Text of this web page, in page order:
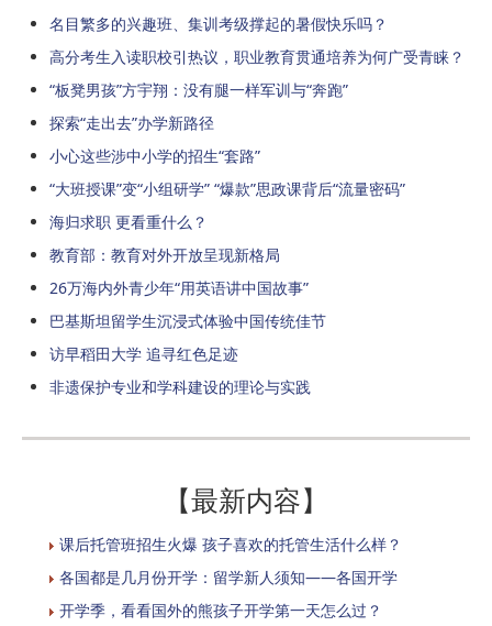
名目繁多的兴趣班、集训考级撑起的暑假快乐吗？
高分考生入读职校引热议，职业教育贯通培养为何广受青睐？
“板凳男孩”方宇翔：没有腿一样军训与“奔跑”
探索“走出去”办学新路径
小心这些涉中小学的招生“套路”
“大班授课”变“小组研学” “爆款”思政课背后“流量密码”
海归求职 更看重什么？
教育部：教育对外开放呈现新格局
26万海内外青少年“用英语讲中国故事”
巴基斯坦留学生沉浸式体验中国传统佳节
访早稻田大学 追寻红色足迹
非遗保护专业和学科建设的理论与实践
【最新内容】
课后托管班招生火爆 孩子喜欢的托管生活什么样？
各国都是几月份开学：留学新人须知——各国开学
开学季，看看国外的熊孩子开学第一天怎么过？